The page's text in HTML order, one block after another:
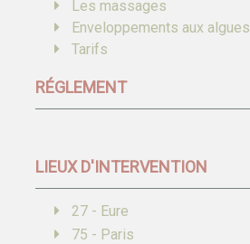
Les massages
Enveloppements aux algues
Tarifs
RÉGLEMENT
LIEUX D'INTERVENTION
27 - Eure
75 - Paris